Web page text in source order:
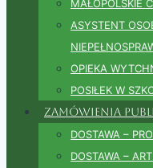
MAŁOPOLSKIE
ASYSTENT
OPIEKA
POSIŁEK W
Zamówienia
DOSTAWA –
DOSTAWA –